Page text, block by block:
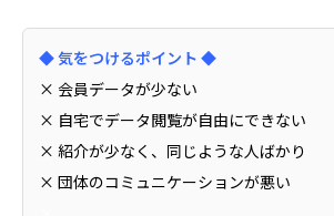
◆ 気をつけるポイント ◆
× 会員データが少ない
× 自宅でデータ閲覧が自由にできない
× 紹介が少なく、同じような人ばかり
× 団体のコミュニケーションが悪い